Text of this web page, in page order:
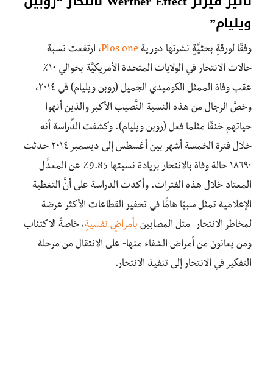
ويليام”
وفقًا لورقةٍ بحثيَّةٍ نشرتها دورية Plos one، ارتفعت نسبة
حالات الانتحار في الولايات المتحدة الأمريكيَّة بحوالي ١٠٪
عقب وفاة الممثل الكوميدي الجميل (روبن ويليام) في ٢٠١٤،
وخصَّ الرجال من هذه النسبة النَّصيب الأكبر والذين أنهوا
حياتهم خنقًا مثلما فعل (روبن ويليام). وكشفت الدِّراسة أنه
خلال فترة الخمسة أشهر بين أغسطس إلى ديسمبر ٢٠١٤ حدثت
١٨٦٩٠ حالة وفاة بالانتحار بزيادة نسبتها 9.85٪ عن المعدَّل
المعتاد خلال هذه الفترات. وأكدت الدراسة على أنَّ التغطية
الإعلامية تمثل سببًا هامًّا في تحفيز القطاعات الأكثر عرضة
لمخاطر الانتحار -مثل المصابين بأمراضٍ نفسيةٍ، خاصةً الاكتئاب
ومن يعانون من أمراض الشفاء منها- على الانتقال من مرحلة
التفكير في الانتحار إلى تنفيذ الانتحار.